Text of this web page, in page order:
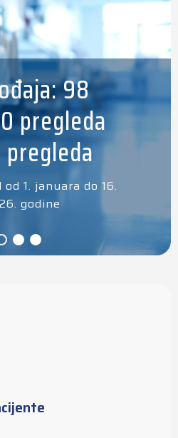
98
pregleda
1. januara do 16.
godine